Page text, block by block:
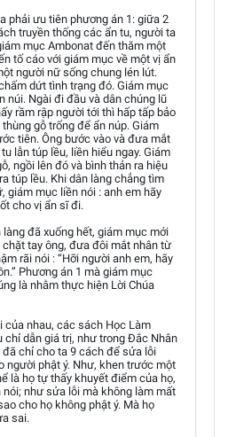
phải ưu tiên phương án 1: giữa 2
truyền thống các ẩn tu, người ta
mục Ambonat đến thăm một
tố cáo với giám mục về một vị ẩn
người nữ sống chung lén lút.
dứt tình trạng đó. Giám mục
núi. Ngài đi đầu và dân chúng lũ
rầm rập người tới thì hấp tấp bảo
gỗ trống để ẩn núp. Giám
tiên. Ông bước vào và đưa mắt
lẫn túp lều, liền hiểu ngay. Giám
ngồi lên đó và bình thản ra hiệu
túp lều. Khi dân làng chẳng tìm
giám mục liền nói : anh em hãy
cho vị ẩn sĩ đi.
đã xuống hết, giám mục mới
tay ông, đưa đôi mắt nhân từ
rãi nói : “Hỡi người anh em, hãy
Phương án 1 mà giám mục
là nhằm thực hiện Lời Chúa
của nhau, các sách Học Làm
chỉ dẫn giá trị, như trong Đắc Nhân
đã chỉ cho ta 9 cách để sửa lỗi
người phật ý. Như, khen trước một
là họ tự thấy khuyết điểm của họ,
như sửa lỗi mà không làm mất
cho họ không phật ý. Mà họ
sai.